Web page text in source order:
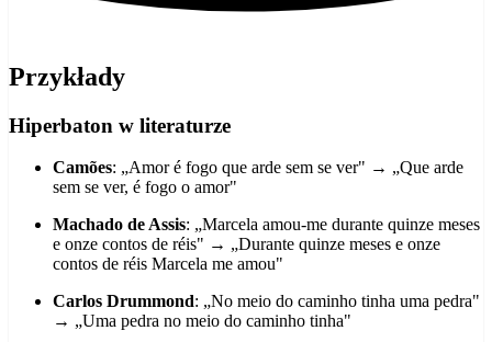
Przykłady
Hiperbaton w literaturze
Camões: „Amor é fogo que arde sem se ver" → „Que arde
sem se ver, é fogo o amor"
Machado de Assis: „Marcela amou-me durante quinze meses
e onze contos de réis" → „Durante quinze meses e onze
contos de réis Marcela me amou"
Carlos Drummond: „No meio do caminho tinha uma pedra"
→ „Uma pedra no meio do caminho tinha"